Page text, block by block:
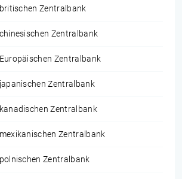
Zentralbank
Zentralbank
Zentralbank
Zentralbank
Zentralbank
Zentralbank
Zentralbank